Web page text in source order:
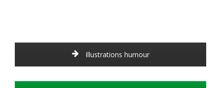
Illustrations humour